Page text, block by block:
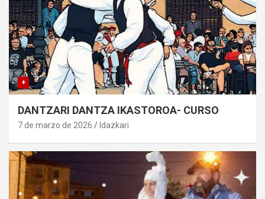
+
DANTZARI DANTZA IKASTOROA- CURSO
7 de marzo de 2026 Idazkari